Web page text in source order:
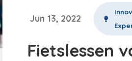
Jun 13, 2022
Fietslessen